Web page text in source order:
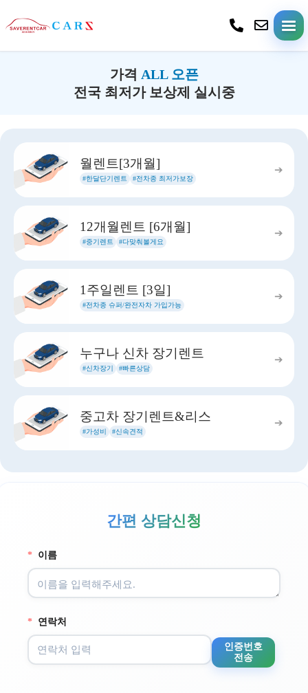
가격 ALL 오픈
전국 최저가 보상제 실시중
월렌트[3개월]
#한달단기렌트 #전차종 최저가보장
➔
12개월렌트 [6개월]
#중기렌트 #다맞춰볼게요
➔
1주일렌트 [3일]
#전차종 슈퍼/완전자차 가입가능
➔
누구나 신차 장기렌트
#신차장기 #빠른상담
➔
중고차 장기렌트&리스
#가성비 #신속견적
➔
간편 상담신청
* 이름
* 연락처
인증번호
전송